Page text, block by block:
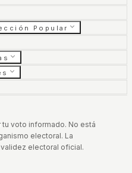
Popular
voto informado. No está
electoral. La
electoral oficial.